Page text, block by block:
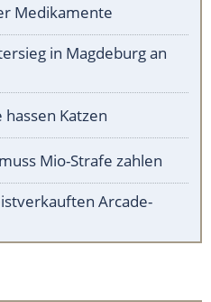
Medikamente
in Magdeburg an
Katzen
Mio-Strafe zahlen
Arcade-